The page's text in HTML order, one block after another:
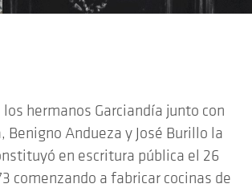
hermanos Garciandía junto con
Benigno Andueza y José Burillo la
en escritura pública el 26
comenzando a fabricar cocinas de